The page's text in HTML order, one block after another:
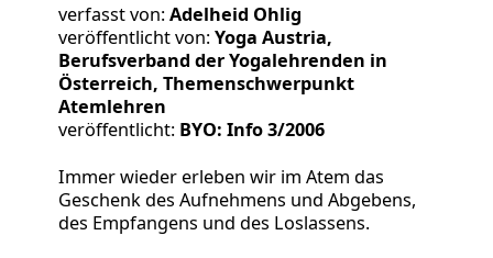
verfasst von:Adelheid Ohlig
veröffentlicht von:Yoga Austria,
Berufsverband der Yogalehrenden in
Österreich, Themenschwerpunkt
Atemlehren
veröffentlicht: BYO: Info 3/2006
Immer wieder erleben wir im Atem das
Geschenk des Aufnehmens und Abgebens,
des Empfangens und des Loslassens.